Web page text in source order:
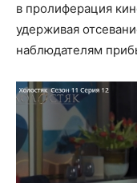
в пролиферация
удерживая
наблюдателям